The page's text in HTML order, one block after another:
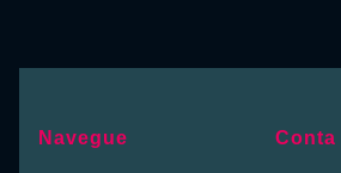
Navegue Conta